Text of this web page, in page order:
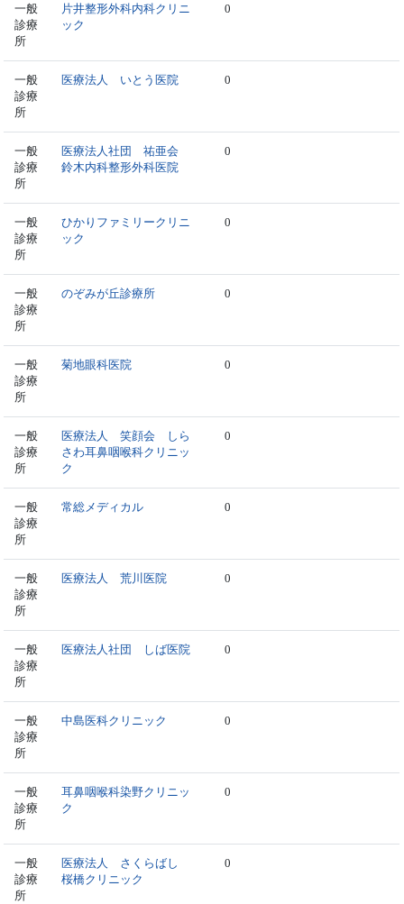
一般
診療
所
片井整形外科内科クリニ
ック
0
一般
診療
所
医療法人 いとう医院 0
一般
診療
所
医療法人社団 祐亜会
鈴木内科整形外科医院
0
一般
診療
所
ひかりファミリークリニ
ック
0
一般
診療
所
のぞみが丘診療所 0
一般
診療
所
菊地眼科医院 0
一般
診療
所
医療法人 笑顔会 しら
さわ耳鼻咽喉科クリニッ
ク
0
一般
診療
所
常総メディカル 0
一般
診療
所
医療法人 荒川医院 0
一般
診療
所
医療法人社団 しば医院 0
一般
診療
所
中島医科クリニック 0
一般
診療
所
耳鼻咽喉科染野クリニッ
ク
0
一般
診療
所
医療法人 さくらばし
桜橋クリニック
0